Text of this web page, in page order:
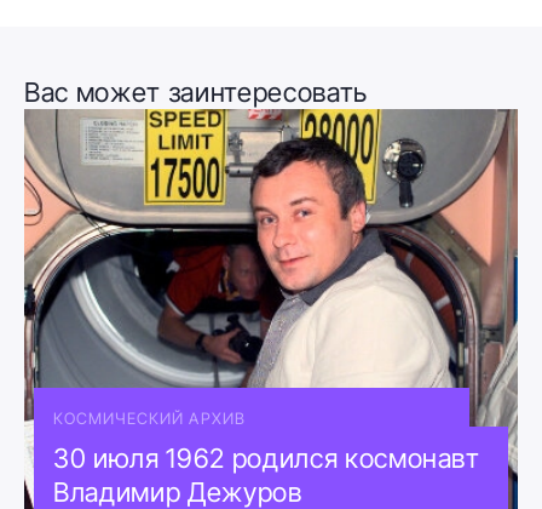
Вас может заинтересовать
КОСМИЧЕСКИЙ АРХИВ
30 июля 1962 родился космонавт
Владимир Дежуров